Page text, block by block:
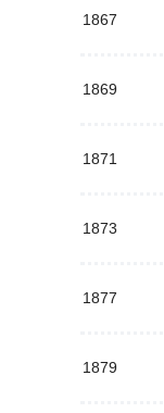
1867
1869
1871
1873
1877
1879